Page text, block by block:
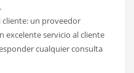
cliente: un proveedor
excelente servicio al cliente
cualquier consulta